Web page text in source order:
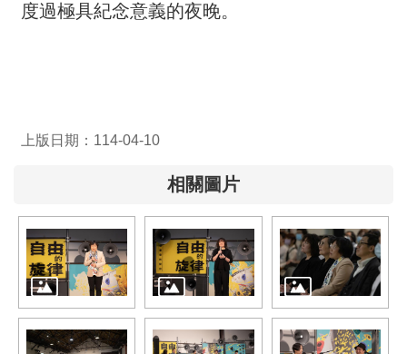
站
隱
保
護
策
政
府
度過極具紀念意義的夜晚。
上版日期：114-04-10
相關圖片